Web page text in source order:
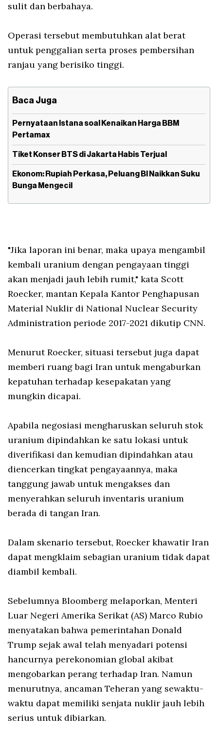
sulit dan berbahaya.
Operasi tersebut membutuhkan alat berat
untuk penggalian serta proses pembersihan
ranjau yang berisiko tinggi.
Baca Juga
Pernyataan Istana soal Kenaikan Harga BBM
Pertamax
Tiket Konser BTS di Jakarta Habis Terjual
Ekonom: Rupiah Perkasa, Peluang BI Naikkan Suku
Bunga Mengecil
"Jika laporan ini benar, maka upaya mengambil
kembali uranium dengan pengayaan tinggi
akan menjadi jauh lebih rumit," kata Scott
Roecker, mantan Kepala Kantor Penghapusan
Material Nuklir di National Nuclear Security
Administration periode 2017-2021 dikutip CNN.
Menurut Roecker, situasi tersebut juga dapat
memberi ruang bagi Iran untuk mengaburkan
kepatuhan terhadap kesepakatan yang
mungkin dicapai.
Apabila negosiasi mengharuskan seluruh stok
uranium dipindahkan ke satu lokasi untuk
diverifikasi dan kemudian dipindahkan atau
diencerkan tingkat pengayaannya, maka
tanggung jawab untuk mengakses dan
menyerahkan seluruh inventaris uranium
berada di tangan Iran.
Dalam skenario tersebut, Roecker khawatir Iran
dapat mengklaim sebagian uranium tidak dapat
diambil kembali.
Sebelumnya Bloomberg melaporkan, Menteri
Luar Negeri Amerika Serikat (AS) Marco Rubio
menyatakan bahwa pemerintahan Donald
Trump sejak awal telah menyadari potensi
hancurnya perekonomian global akibat
mengobarkan perang terhadap Iran. Namun
menurutnya, ancaman Teheran yang sewaktu-
waktu dapat memiliki senjata nuklir jauh lebih
serius untuk dibiarkan.